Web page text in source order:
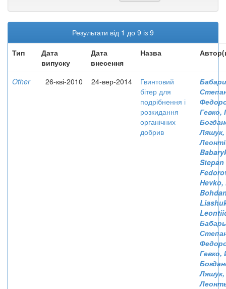
Результати від 1 до 9 із 9
Тип
Дата
випуску
Дата
внесення
Назва
Other 26-кві-2010 24-вер-2014
Гвинтовий
бітер для
подрібнення і
розкидання
органічних
добрив
Гевко,
Stepan
Hevko,
Гевко,